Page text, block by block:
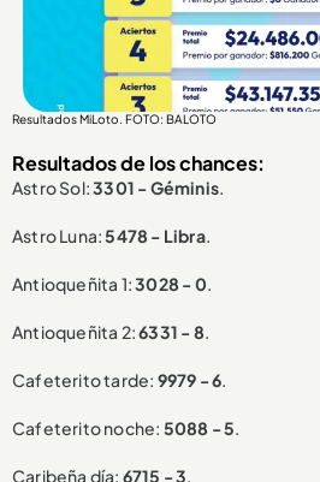
Resultados MiLoto. FOTO: BALOTO
Resultados de los chances:
Astro Sol:3301 - Géminis.
Astro Luna:5478 - Libra.
Antioqueñita 1:3028 - 0.
Antioqueñita 2:6331 - 8.
Cafeterito tarde: 9979 - 6.
Cafeterito noche: 5088 - 5.
Caribeña día: 6715 - 3.